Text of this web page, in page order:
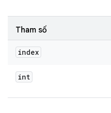
Tham số
index
int